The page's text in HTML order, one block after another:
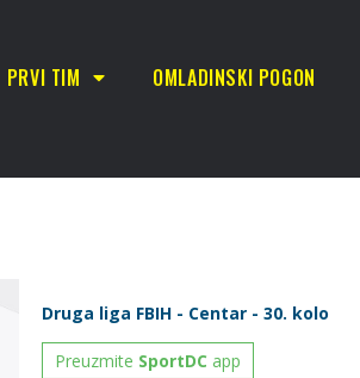
PRVI TIM OMLADINSKI POGON